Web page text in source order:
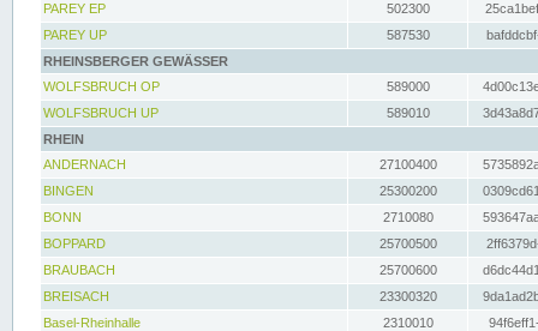
PAREY EP
502300
PAREY UP
587530
RHEINSBERGER GEWÄSSER
WOLFSBRUCH OP
589000
WOLFSBRUCH UP
589010
RHEIN
ANDERNACH
27100400
BINGEN
25300200
BONN
2710080
BOPPARD
25700500
BRAUBACH
25700600
BREISACH
23300320
Basel-Rheinhalle
2310010